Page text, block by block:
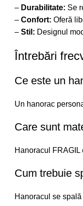
– Durabilitate: Se
– Confort: Oferă
– Stil: Designul
Întrebări
Ce este un
Un hanorac
Care sunt
Hanoracul
Cum trebuie
Hanoracul se